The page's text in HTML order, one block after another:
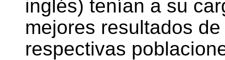
inglés) tenían a su
mejores resultados
respectivas